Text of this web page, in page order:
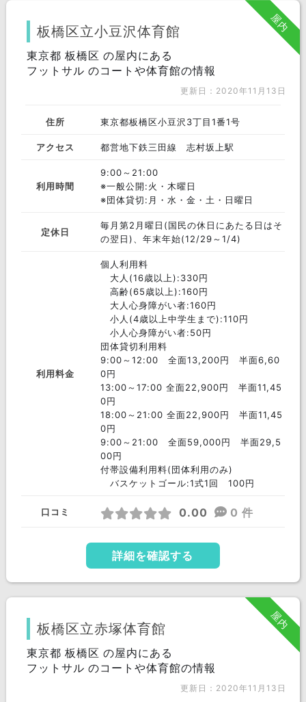
屋内
板橋区立小豆沢体育館
東京都 板橋区 の屋内にある
フットサル のコートや体育館の情報
更新日：2020年11月13日
住所 東京都板橋区小豆沢3丁目1番1号
アクセス 都営地下鉄三田線 志村坂上駅
利用時間
9:00～21:00
※一般公開:火・木曜日
※団体貸切:月・水・金・土・日曜日
定休日
毎月第2月曜日(国民の休日にあたる日はそ
の翌日)、年末年始(12/29～1/4)
利用料金
個人利用料
大人(16歳以上):330円
高齢(65歳以上):160円
大人心身障がい者:160円
小人(4歳以上中学生まで):110円
小人心身障がい者:50円
団体貸切利用料
9:00～12:00 全面13,200円 半面6,60
0円
13:00～17:00 全面22,900円 半面11,45
0円
18:00～21:00 全面22,900円 半面11,45
0円
9:00～21:00 全面59,000円 半面29,5
00円
付帯設備利用料(団体利用のみ)
バスケットゴール:1式1回 100円
口コミ 0.00 0 件
詳細を確認する
屋内
板橋区立赤塚体育館
東京都 板橋区 の屋内にある
フットサル のコートや体育館の情報
更新日：2020年11月13日